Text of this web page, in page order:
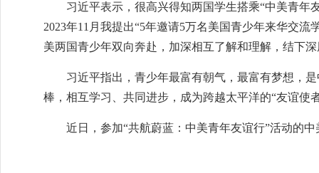
习近平表示，很高兴得知两国学生搭乘“中美青
2023年11月我提出“5年邀请5万名美国青少年来华交
美两国青少年双向奔赴，加深相互了解和理解，结下
习近平指出，青少年最富有朝气，最富有梦想，
棒，相互学习、共同进步，成为跨越太平洋的“友谊使
近日，参加“共航蔚蓝：中美青年友谊行”活动的